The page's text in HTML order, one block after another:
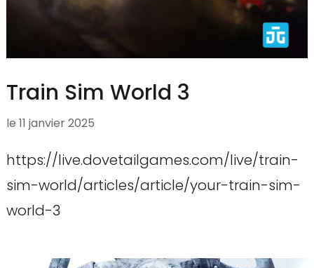
Train Sim World 3
le 11 janvier 2025
https://live.dovetailgames.com/live/train-
sim-world/articles/article/your-train-sim-
world-3